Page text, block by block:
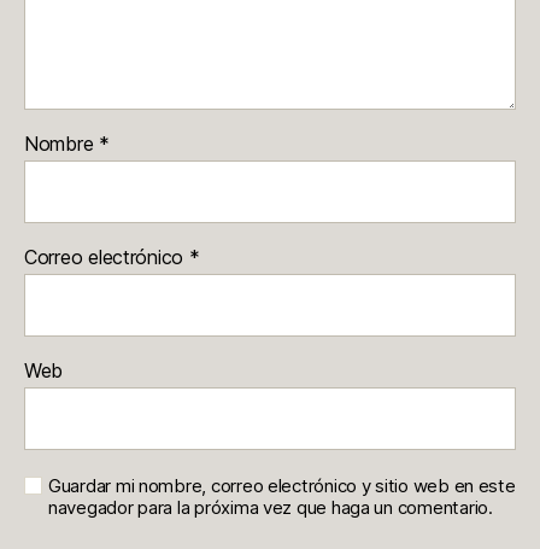
Nombre *
Correo electrónico *
Web
Guardar mi nombre, correo electrónico y sitio web en este
navegador para la próxima vez que haga un comentario.